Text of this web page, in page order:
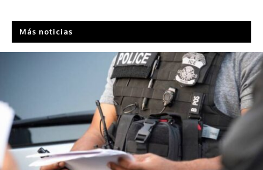
Más noticias